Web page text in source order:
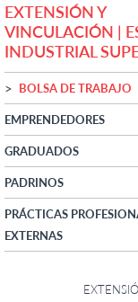
EXTENSIÓN Y
VINCULACIÓN |
INDUSTRIAL
BOLSA DE TRABAJO
EMPRENDEDORES
GRADUADOS
PADRINOS
PRÁCTICAS
EXTERNAS